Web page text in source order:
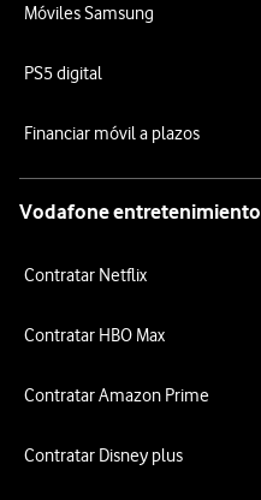
Móviles Samsung
PS5 digital
Financiar móvil a plazos
Vodafone entretenimiento
Contratar Netflix
Contratar HBO Max
Contratar Amazon Prime
Contratar Disney plus